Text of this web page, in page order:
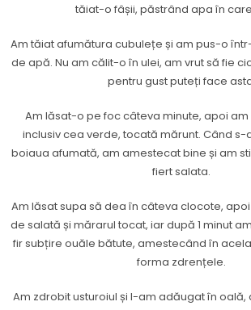
tăiat-o fâșii, păstrând apa în
Am tăiat afumătura cubulețe și am pus-o
de apă. Nu am călit-o în ulei, am vrut să fie
pentru gust puteți face
Am lăsat-o pe foc câteva minute, apoi
inclusiv cea verde, tocată mărunt. Când s-
boiaua afumată, am amestecat bine și am
fiert salata.
Am lăsat supa să dea în câteva clocote,
de salată și mărarul tocat, iar după 1 minut
fir subțire ouăle bătute, amestecând în
forma zdrențele.
Am zdrobit usturoiul și l-am adăugat în oală,